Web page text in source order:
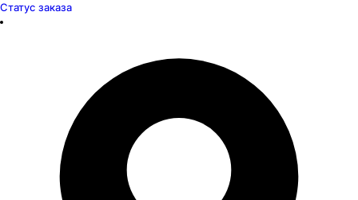
Статус заказа